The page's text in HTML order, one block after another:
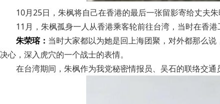
10月25日，朱枫将自己在香港的最后一张留影寄给丈夫
11月，朱枫孤身一人从香港乘客轮前往台湾，当时在香
朱荣瑢： 当时大家都以为她是回上海团聚，对外都那么
决心，深入虎穴的一个战士的表情。
在台湾期间，朱枫作为我党秘密情报员、吴石的联络交